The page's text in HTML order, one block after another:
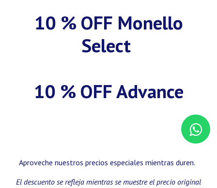
10 % OFF Monello
Select
10 % OFF Advance
Aproveche nuestros precios especiales mientras duren.
El descuento se refleja mientras se muestre el precio original